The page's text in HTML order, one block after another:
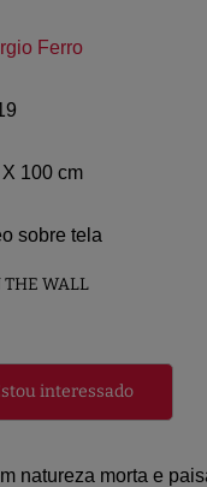
Ferro
100 cm
sobre tela
THE WALL
interessado
natureza morta e